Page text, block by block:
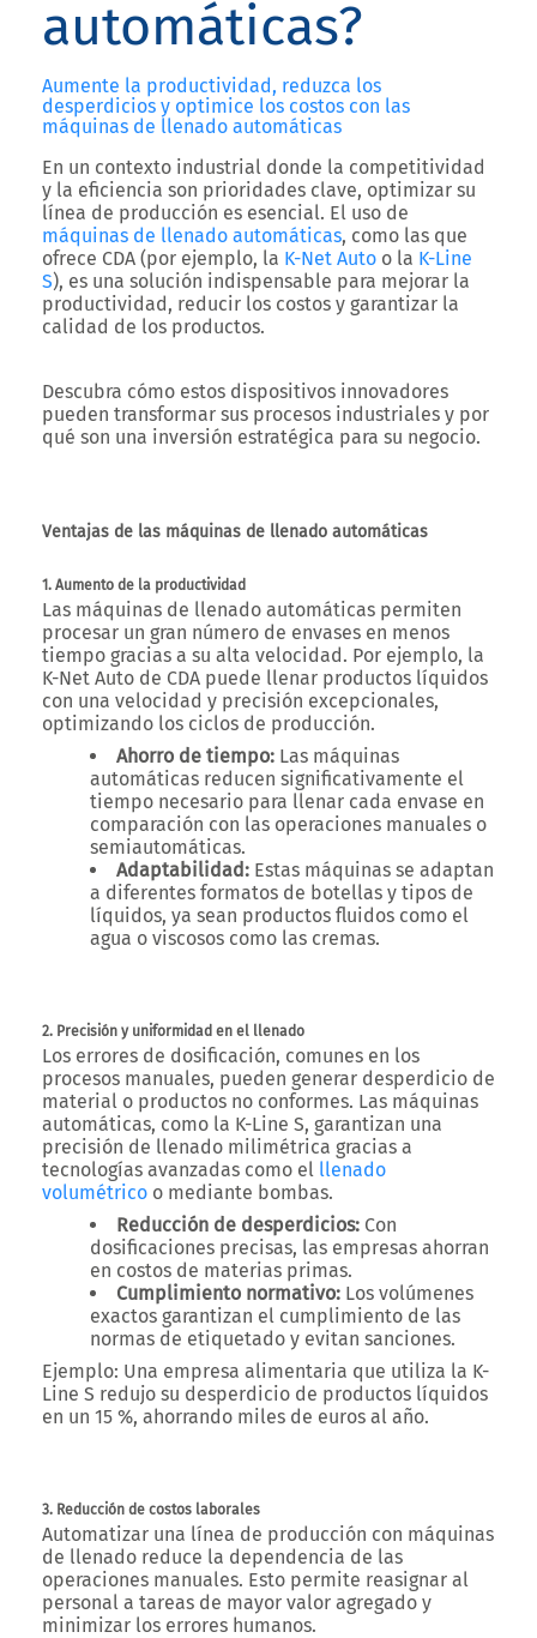
automáticas?
Aumente la productividad, reduzca los
desperdicios y optimice los costos con las
máquinas de llenado automáticas
En un contexto industrial donde la competitividad
y la eficiencia son prioridades clave, optimizar su
línea de producción es esencial. El uso de
máquinas de llenado automáticas, como las que
ofrece CDA (por ejemplo, la K-Net Auto o la K-Line
S), es una solución indispensable para mejorar la
productividad, reducir los costos y garantizar la
calidad de los productos.
Descubra cómo estos dispositivos innovadores
pueden transformar sus procesos industriales y por
qué son una inversión estratégica para su negocio.
Ventajas de las máquinas de llenado automáticas
1. Aumento de la productividad
Las máquinas de llenado automáticas permiten
procesar un gran número de envases en menos
tiempo gracias a su alta velocidad. Por ejemplo, la
K-Net Auto de CDA puede llenar productos líquidos
con una velocidad y precisión excepcionales,
optimizando los ciclos de producción.
Ahorro de tiempo: Las máquinas
automáticas reducen significativamente el
tiempo necesario para llenar cada envase en
comparación con las operaciones manuales o
semiautomáticas.
Adaptabilidad: Estas máquinas se adaptan
a diferentes formatos de botellas y tipos de
líquidos, ya sean productos fluidos como el
agua o viscosos como las cremas.
2. Precisión y uniformidad en el llenado
Los errores de dosificación, comunes en los
procesos manuales, pueden generar desperdicio de
material o productos no conformes. Las máquinas
automáticas, como la K-Line S, garantizan una
precisión de llenado milimétrica gracias a
tecnologías avanzadas como el llenado
volumétrico o mediante bombas.
Reducción de desperdicios: Con
dosificaciones precisas, las empresas ahorran
en costos de materias primas.
Cumplimiento normativo: Los volúmenes
exactos garantizan el cumplimiento de las
normas de etiquetado y evitan sanciones.
Ejemplo: Una empresa alimentaria que utiliza la K-
Line S redujo su desperdicio de productos líquidos
en un 15 %, ahorrando miles de euros al año.
3. Reducción de costos laborales
Automatizar una línea de producción con máquinas
de llenado reduce la dependencia de las
operaciones manuales. Esto permite reasignar al
personal a tareas de mayor valor agregado y
minimizar los errores humanos.